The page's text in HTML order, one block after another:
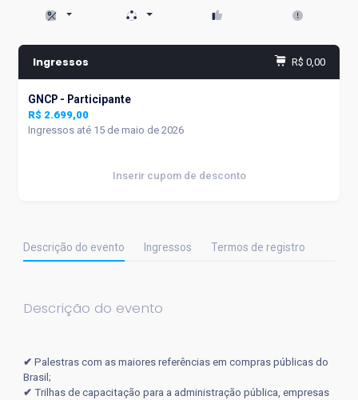
Descrição do evento Ingressos Termos de registro
Descrição do evento
✔ Palestras com as maiores referências em compras públicas do
Brasil;
✔ Trilhas de capacitação para a administração pública, empresas
Ingressos R$ 0,00
GNCP - Participante
R$ 2.699,00
Ingressos até 15 de maio de 2026
Inserir cupom de desconto